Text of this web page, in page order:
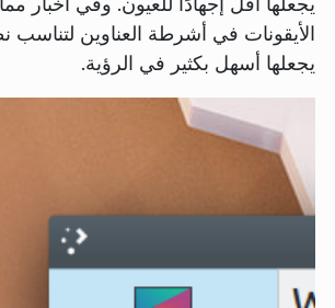
الأيقونات في أشرطة العناوين لتناسب
يجعلها أسهل بكثير في الرؤية.